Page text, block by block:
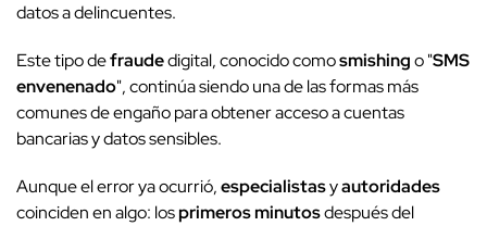
datos a delincuentes.
Este tipo defraudedigital, conocido comosmishingo "SMS
envenenado", continúa siendo una de las formas más
comunes de engaño para obtener acceso a cuentas
bancarias y datos sensibles.
Aunque el error ya ocurrió,especialistasyautoridades
coinciden en algo: losprimeros minutosdespués del